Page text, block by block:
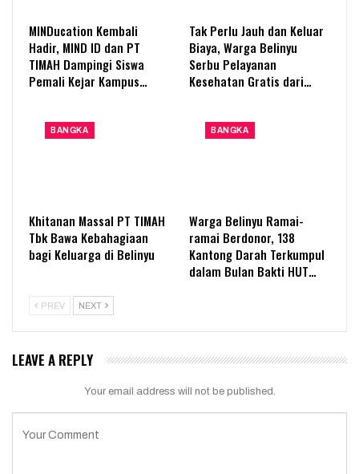
MINDucation Kembali
Hadir, MIND ID dan PT
TIMAH Dampingi Siswa
Pemali Kejar Kampus…
Tak Perlu Jauh dan Keluar
Biaya, Warga Belinyu
Serbu Pelayanan
Kesehatan Gratis dari…
BANGKA
Khitanan Massal PT TIMAH
Tbk Bawa Kebahagiaan
bagi Keluarga di Belinyu
BANGKA
Warga Belinyu Ramai-
ramai Berdonor, 138
Kantong Darah Terkumpul
dalam Bulan Bakti HUT…
PREV NEXT
LEAVE A REPLY
Your email address will not be published.